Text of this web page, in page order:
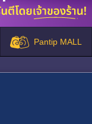
Pantip MALL